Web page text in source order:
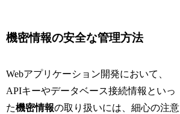
機密情報の安全な管理方法
Webアプリケーション開発において、
APIキーやデータベース接続情報といっ
た機密情報の取り扱いには、細心の注意